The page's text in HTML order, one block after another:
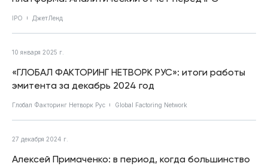
IPO ДжетЛенд
10 января 2025 г.
«ГЛОБАЛ ФАКТОРИНГ НЕТВОРК РУС»: итоги работы
эмитента за декабрь 2024 год
Глобал Факторинг Нетворк Рус Global Factoring Network
27 декабря 2024 г.
Алексей Примаченко: в период, когда большинство